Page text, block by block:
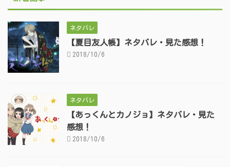
ネタバレ
【夏目友人帳】ネタバレ・見た感想！
2018/10/6
ネタバレ
【あっくんとカノジョ】ネタバレ・見た
感想！
2018/10/6